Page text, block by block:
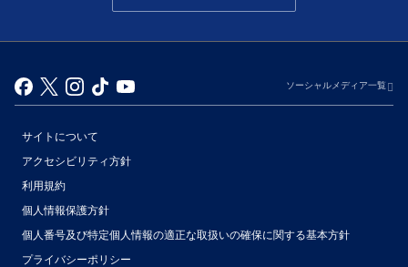
ソーシャルメディア一覧
サイトについて
アクセシビリティ方針
利用規約
個人情報保護方針
個人番号及び特定個人情報の適正な取扱いの確保に関する基本方針
プライバシーポリシー